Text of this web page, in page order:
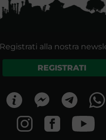
Registrati alla nostra
REGISTRATI